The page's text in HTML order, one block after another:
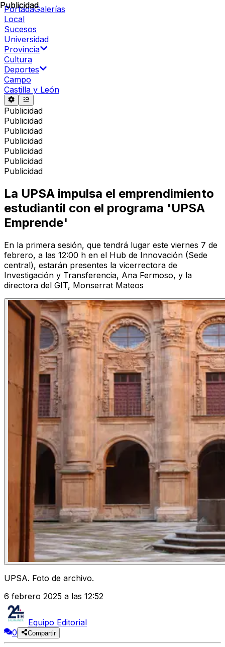
PortadaGalerías
Local
Sucesos
Universidad
Provincia
Cultura
Deportes
Campo
Castilla y León
Publicidad
Publicidad
Publicidad
Publicidad
Publicidad
Publicidad
Publicidad
Publicidad
La UPSA impulsa el emprendimiento
estudiantil con el programa 'UPSA
Emprende'
En la primera sesión, que tendrá lugar este viernes 7 de
febrero, a las 12:00 h en el Hub de Innovación (Sede
central), estarán presentes la vicerrectora de
Investigación y Transferencia, Ana Fermoso, y la
directora del GIT, Monserrat Mateos
UPSA. Foto de archivo.
6 febrero 2025 a las 12:52
Equipo Editorial
0
Compartir
Publicidad